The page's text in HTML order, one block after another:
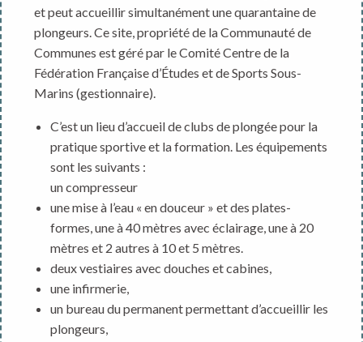
et peut accueillir simultanément une quarantaine de
plongeurs. Ce site, propriété de la Communauté de
Communes est géré par le Comité Centre de la
Fédération Française d’Études et de Sports Sous-
Marins (gestionnaire).
C’est un lieu d’accueil de clubs de plongée pour la
pratique sportive et la formation. Les équipements
sont les suivants :
un compresseur
une mise à l’eau « en douceur » et des plates-
formes, une à 40 mètres avec éclairage, une à 20
mètres et 2 autres à 10 et 5 mètres.
deux vestiaires avec douches et cabines,
une infirmerie,
un bureau du permanent permettant d’accueillir les
plongeurs,